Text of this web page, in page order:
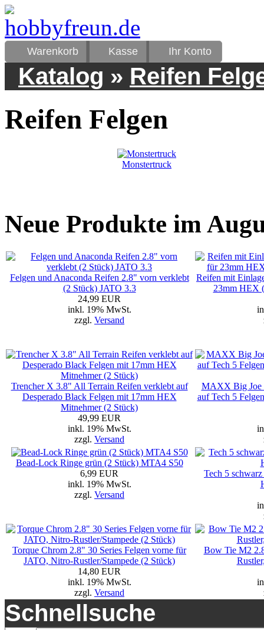
Warenkorb Kasse Ihr Konto
Katalog » Reifen
Reifen Felgen
Monstertruck
Neue Produkte im
Felgen und Anaconda Reifen 2.8" vorn verklebt
(2 Stück) JATO 3.3
24,99 EUR
inkl. 19% MwSt.
zzgl. Versand
Reifen mit
23mm HEX
Trencher X 3.8" All Terrain Reifen verklebt auf
Desperado Black Felgen mit 17mm HEX
Mitnehmer (2 Stück)
49,99 EUR
inkl. 19% MwSt.
zzgl. Versand
MAXX Big Joe
auf Tech 5
Bead-Lock Ringe grün (2 Stück) MTA4 S50
6,99 EUR
inkl. 19% MwSt.
zzgl. Versand
Tech 5
Torque Chrom 2.8" 30 Series Felgen vorne für
JATO, Nitro-Rustler/Stampede (2 Stück)
14,80 EUR
inkl. 19% MwSt.
zzgl. Versand
Bow Tie M2
Schnellsuche